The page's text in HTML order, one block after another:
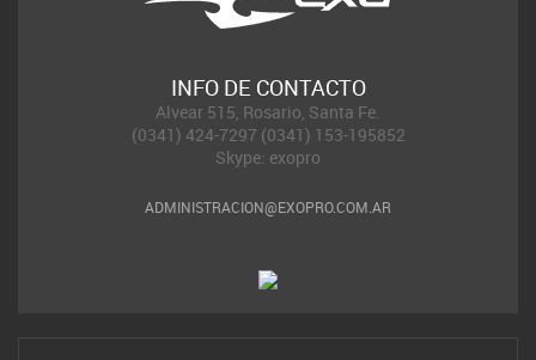
INFO DE CONTACTO
Alvear 515, Rosario, Santa Fe.
(0341) 424-7297 (0341) 153-195852
Skype: exopro
ADMINISTRACION@EXOPRO.COM.AR